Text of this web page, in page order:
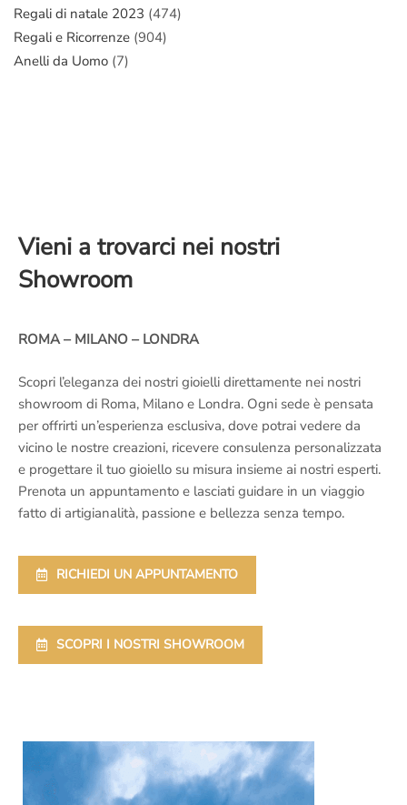
Regali di natale 2023 (474)
Regali e Ricorrenze (904)
Anelli da Uomo (7)
Vieni a trovarci nei nostri
Showroom
ROMA – MILANO – LONDRA
Scopri l’eleganza dei nostri gioielli direttamente nei nostri
showroom di Roma, Milano e Londra. Ogni sede è pensata
per offrirti un’esperienza esclusiva, dove potrai vedere da
vicino le nostre creazioni, ricevere consulenza personalizzata
e progettare il tuo gioiello su misura insieme ai nostri esperti.
Prenota un appuntamento e lasciati guidare in un viaggio
fatto di artigianalità, passione e bellezza senza tempo.
RICHIEDI UN APPUNTAMENTO
SCOPRI I NOSTRI SHOWROOM